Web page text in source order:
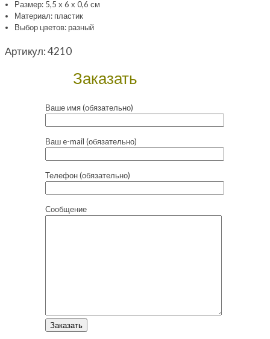
Размер: 5,5 х 6 х 0,6 см
Материал: пластик
Выбор цветов: разный
Артикул:4210
Заказать
Ваше имя (обязательно)
Ваш e-mail (обязательно)
Телефон (обязательно)
Сообщение